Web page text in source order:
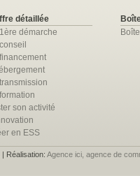
détaillée
démarche
son activité
en ESS
Réalisation: Agence ici, agence de